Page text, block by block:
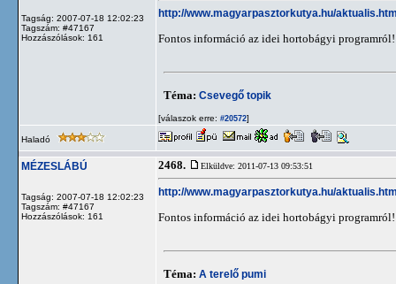
Tagság: 2007-07-18 12:02:23
Tagszám: #47167
Hozzászólások: 161
http://www.magyarpasztorkutya.hu/
Fontos információ az idei hortobágyi programról!
Téma: Csevegő topik
[válaszok erre: #20572]
Haladó
MÉZESLÁBÚ
Tagság: 2007-07-18 12:02:23
Tagszám: #47167
Hozzászólások: 161
2468. Elküldve: 2011-07-13 09:53:51
http://www.magyarpasztorkutya.hu/
Fontos információ az idei hortobágyi programról!
Téma: A terelő pumi